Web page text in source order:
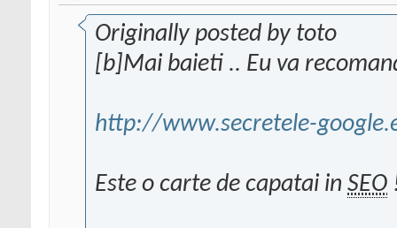
Originally posted by toto
[b]Mai baieti .. Eu va
http://www.secretele-
Este o carte de capatai in SEO